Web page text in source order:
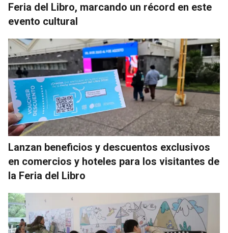
Feria del Libro, marcando un récord en este
evento cultural
Lanzan beneficios y descuentos exclusivos
en comercios y hoteles para los visitantes de
la Feria del Libro